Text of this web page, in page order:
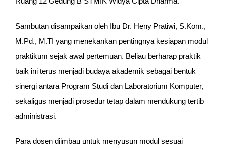
Sambutan disampaikan oleh Ibu Dr. Heny Pratiwi, S.Kom.,
M.Pd., M.TI yang menekankan pentingnya kesiapan modul
praktikum sejak awal pertemuan. Beliau berharap praktik
baik ini terus menjadi budaya akademik sebagai bentuk
sinergi antara Program Studi dan Laboratorium Komputer,
sekaligus menjadi prosedur tetap dalam mendukung tertib
administrasi.
Para dosen diimbau untuk menyusun modul sesuai